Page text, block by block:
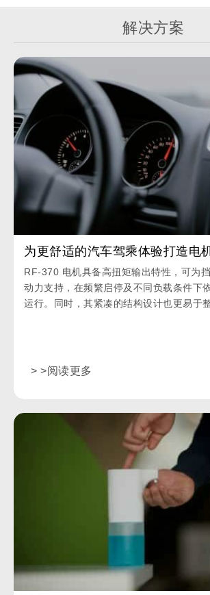
解决方案
为更舒适的汽车驾乘体验打造电
RF-370 电机具备高扭矩输出特性，可为
动力支持，在频繁启停及不同负载条件下
运行。同时，其紧凑的结构设计也更易于
> >阅读更多